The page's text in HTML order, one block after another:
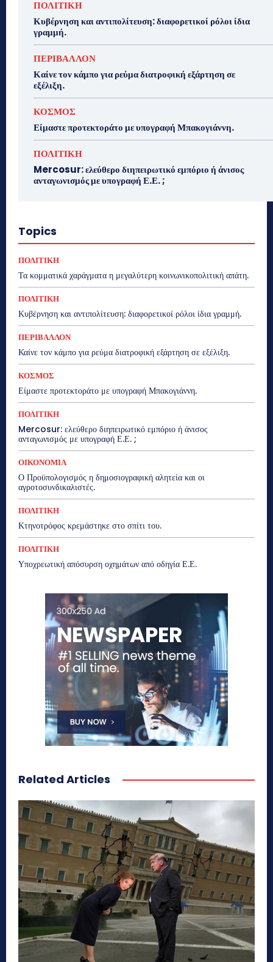
ΠΟΛΙΤΙΚΗ
Κυβέρνηση και αντιπολίτευση: διαφορετικοί ρόλοι ίδια
γραμμή.
ΠΕΡΙΒΑΛΛΟΝ
Καίνε τον κάμπο για ρεύμα διατροφική εξάρτηση σε
εξέλιξη.
ΚΟΣΜΟΣ
Είμαστε προτεκτοράτο με υπογραφή Μπακογιάννη.
ΠΟΛΙΤΙΚΗ
Mercosur: ελεύθερο διηπειρωτικό εμπόριο ή άνισος
ανταγωνισμός με υπογραφή Ε.Ε. ;
Topics
ΠΟΛΙΤΙΚΗ
Τα κομματικά χαράγματα η μεγαλύτερη κοινωνικοπολιτική απάτη.
ΠΟΛΙΤΙΚΗ
Κυβέρνηση και αντιπολίτευση: διαφορετικοί ρόλοι ίδια γραμμή.
ΠΕΡΙΒΑΛΛΟΝ
Καίνε τον κάμπο για ρεύμα διατροφική εξάρτηση σε εξέλιξη.
ΚΟΣΜΟΣ
Είμαστε προτεκτοράτο με υπογραφή Μπακογιάννη.
ΠΟΛΙΤΙΚΗ
Mercosur: ελεύθερο διηπειρωτικό εμπόριο ή άνισος
ανταγωνισμός με υπογραφή Ε.Ε. ;
ΟΙΚΟΝΟΜΙΑ
Ο Προϋπολογισμός η δημοσιογραφική αλητεία και οι
αγροτοσυνδικαλιστές.
ΠΟΛΙΤΙΚΗ
Κτηνοτρόφος κρεμάστηκε στο σπίτι του.
ΠΟΛΙΤΙΚΗ
Υποχρεωτική απόσυρση οχημάτων από οδηγία Ε.Ε.
Related Articles